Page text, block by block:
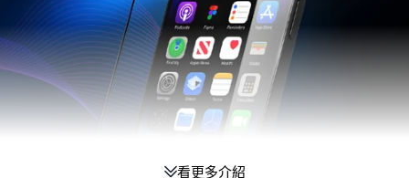
看更多介紹